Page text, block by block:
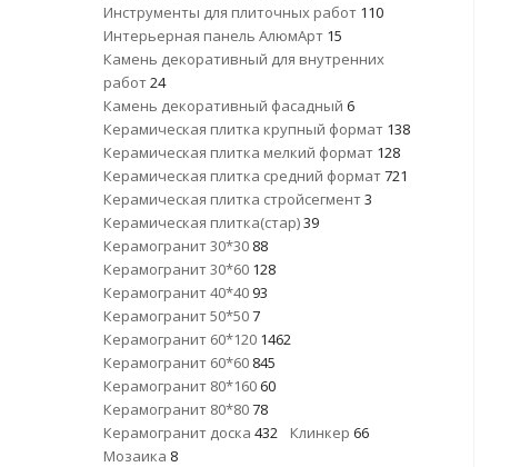
Инструменты для плиточных работ 110
Интерьерная панель АлюмАрт 15
Камень декоративный для внутренних
работ24
Камень декоративный фасадный 6
Керамическая плитка крупный формат 138
Керамическая плитка мелкий формат 128
Керамическая плитка средний формат721
Керамическая плитка стройсегмент3
Керамическая плитка(стар)39
Керамогранит 30*30 88
Керамогранит 30*60 128
Керамогранит 40*40 93
Керамогранит 50*507
Керамогранит 60*120 1462
Керамогранит 60*60 845
Керамогранит 80*160 60
Керамогранит 80*8078
Керамогранит доска 432 Клинкер 66
Мозаика 8